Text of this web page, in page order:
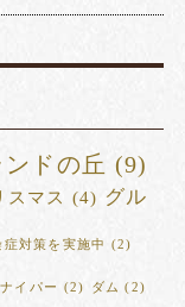
ドの丘 (9)
スマス (4) グル
症対策を実施中 (2)
イパー (2) ダム (2)